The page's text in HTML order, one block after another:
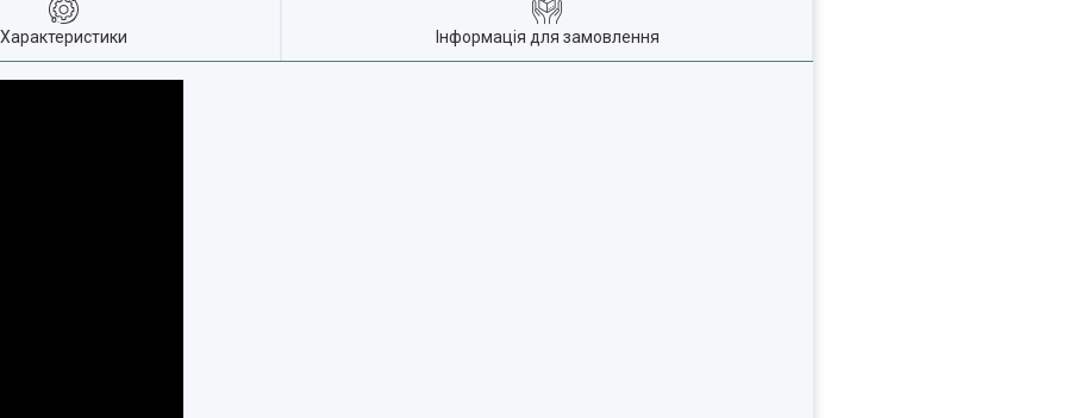
Характеристики Інформація для замовлення